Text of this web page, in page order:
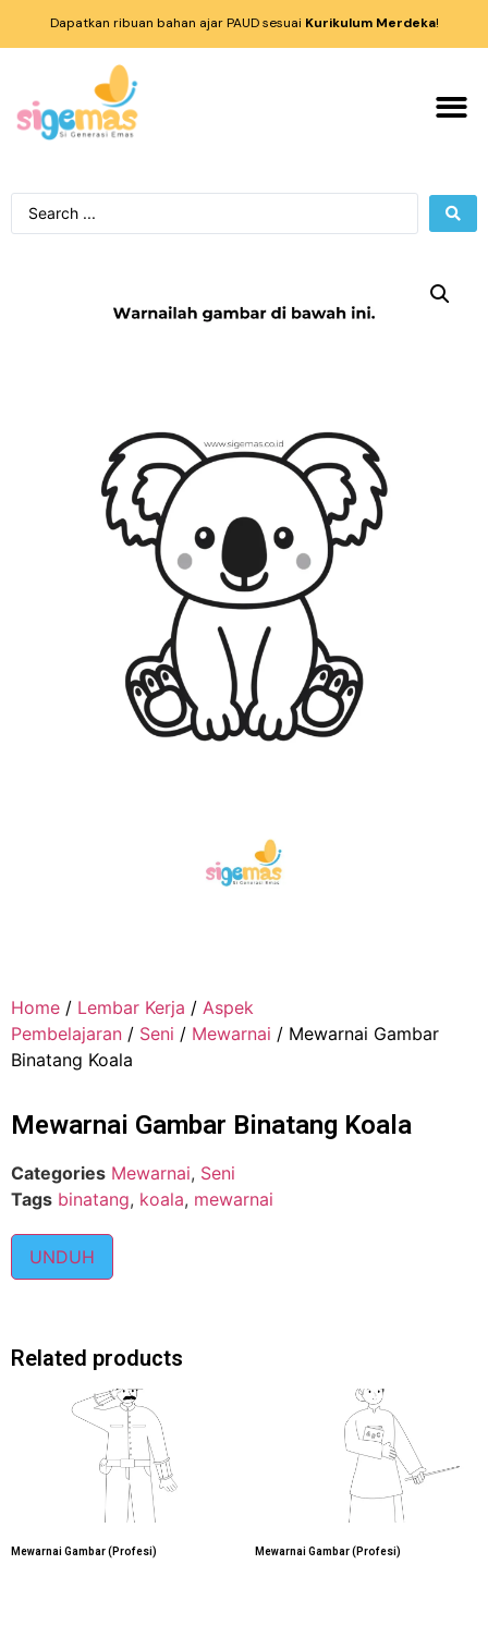
Dapatkan ribuan bahan ajar PAUD sesuai Kurikulum Merdeka!
Home / Lembar Kerja / Aspek
Pembelajaran / Seni / Mewarnai / Mewarnai Gambar
Binatang Koala
Mewarnai Gambar Binatang Koala
Categories Mewarnai, Seni
Tags binatang, koala, mewarnai
UNDUH
Related products
Mewarnai Gambar (Profesi) Mewarnai Gambar (Profesi)